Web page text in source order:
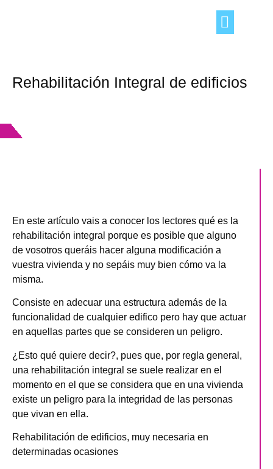
Rehabilitación Integral de edificios
En este artículo vais a conocer los lectores qué es la
rehabilitación integral porque es posible que alguno
de vosotros queráis hacer alguna modificación a
vuestra vivienda y no sepáis muy bien cómo va la
misma.
Consiste en adecuar una estructura además de la
funcionalidad de cualquier edifico pero hay que actuar
en aquellas partes que se consideren un peligro.
¿Esto qué quiere decir?, pues que, por regla general,
una rehabilitación integral se suele realizar en el
momento en el que se considera que en una vivienda
existe un peligro para la integridad de las personas
que vivan en ella.
Rehabilitación de edificios, muy necesaria en
determinadas ocasiones